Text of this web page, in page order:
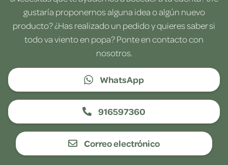
gustaría proponernos alguna idea o algún nuevo
producto? ¿Has realizado un pedido y quieres saber si
todo va viento en popa? Ponte en contacto con
nosotros.
WhatsApp
916597360
Correo electrónico